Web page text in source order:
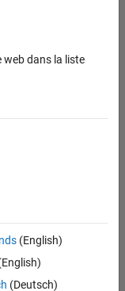
web dans la liste
(English)
(Deutsch)